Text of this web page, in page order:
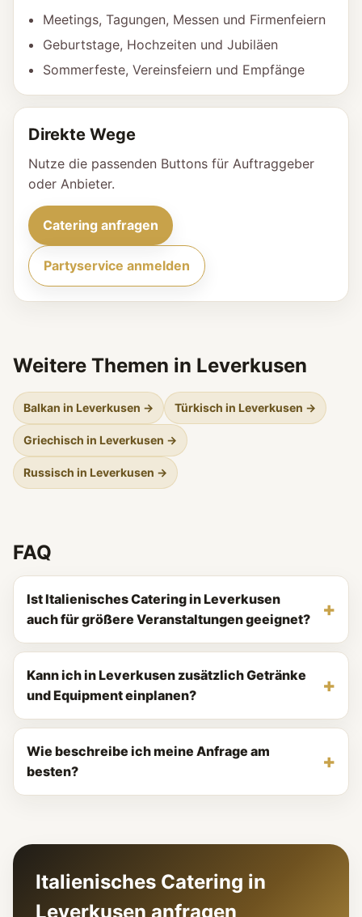
Meetings, Tagungen, Messen und Firmenfeiern
Geburtstage, Hochzeiten und Jubiläen
Sommerfeste, Vereinsfeiern und Empfänge
Direkte Wege
Nutze die passenden Buttons für Auftraggeber
oder Anbieter.
Catering anfragen
Partyservice anmelden
Weitere Themen in Leverkusen
Balkan in Leverkusen → Türkisch in Leverkusen →
Griechisch in Leverkusen →
Russisch in Leverkusen →
FAQ
Ist Italienisches Catering in Leverkusen
auch für größere Veranstaltungen geeignet?
Kann ich in Leverkusen zusätzlich Getränke
und Equipment einplanen?
Wie beschreibe ich meine Anfrage am
besten?
Italienisches Catering in
Leverkusen anfragen